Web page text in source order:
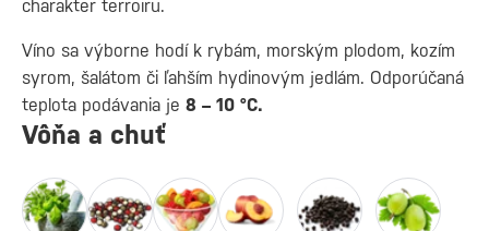
charakter terroiru.
Víno sa výborne hodí k rybám, morským plodom, kozím
syrom, šalátom či ľahším hydinovým jedlám. Odporúčaná
teplota podávania je 8 – 10 °C.
Vôňa a chuť